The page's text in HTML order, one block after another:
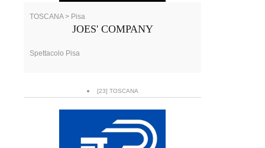
TOSCANA > Pisa
JOES' COMPANY
Spettacolo Pisa
[23] TOSCANA